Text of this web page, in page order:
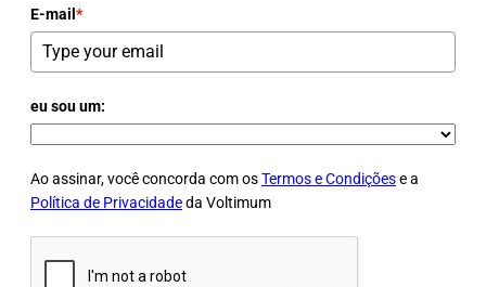
E-mail *
eu sou um:
Ao assinar, você concorda com osTermos e Condiçõese a
Política de Privacidadeda Voltimum